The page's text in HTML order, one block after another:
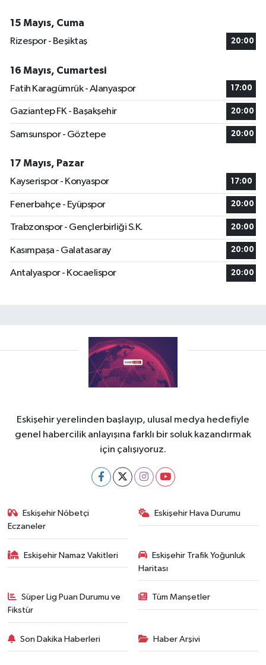
15 Mayıs, Cuma
Rizespor - Beşiktaş
20:00
16 Mayıs, Cumartesi
Fatih Karagümrük - Alanyaspor
17:00
Gaziantep FK - Başakşehir 20:00
Samsunspor - Göztepe 20:00
17 Mayıs, Pazar
Kayserispor - Konyaspor
17:00
Fenerbahçe - Eyüpspor 20:00
Trabzonspor - Gençlerbirliği S.K. 20:00
Kasımpaşa - Galatasaray 20:00
Antalyaspor - Kocaelispor 20:00
Eskişehir yerelinden başlayıp, ulusal medya hedefiyle
genel habercilik anlayışına farklı bir soluk kazandırmak
için çalışıyoruz.
Eskişehir Nöbetçi
Eczaneler
Eskişehir Hava Durumu
Eskişehir Namaz Vakitleri
Eskişehir Trafik Yoğunluk
Haritası
Süper Lig Puan Durumu ve
Fikstür
Tüm Manşetler
Son Dakika Haberleri Haber Arşivi